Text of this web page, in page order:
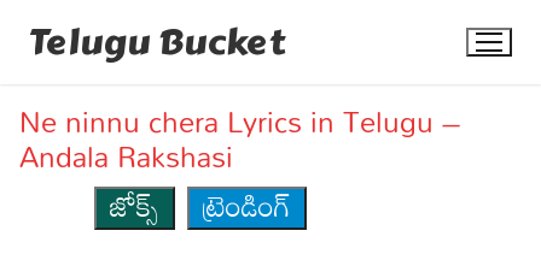
Telugu Bucket
Ne ninnu chera Lyrics in Telugu –
Andala Rakshasi
జోక్స్
ట్రెండింగ్